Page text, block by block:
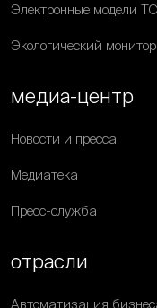
Электронные модели
Экологический
медиа-центр
Новости и пресса
Медиатека
Пресс-служба
отрасли
Автоматизация